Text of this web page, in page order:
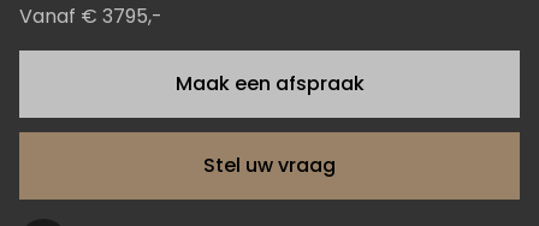
Vanaf € 3795,-
Maak een afspraak
Stel uw vraag